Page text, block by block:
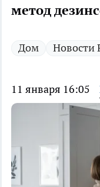
метод
Дом Новости
11 января 16:05